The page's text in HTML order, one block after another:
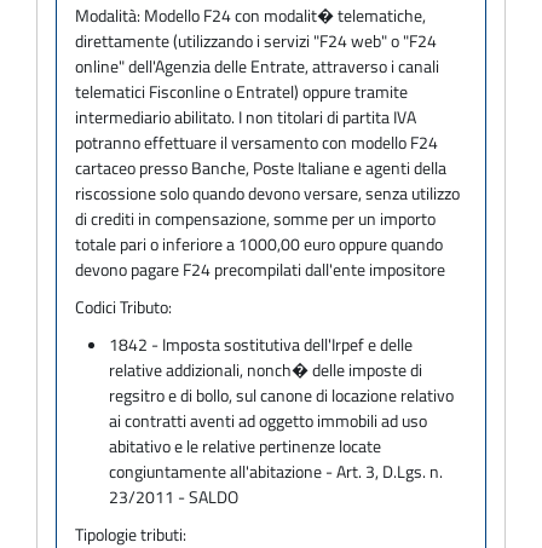
Modalità: Modello F24 con modalit� telematiche,
direttamente (utilizzando i servizi "F24 web" o "F24
online" dell'Agenzia delle Entrate, attraverso i canali
telematici Fisconline o Entratel) oppure tramite
intermediario abilitato. I non titolari di partita IVA
potranno effettuare il versamento con modello F24
cartaceo presso Banche, Poste Italiane e agenti della
riscossione solo quando devono versare, senza utilizzo
di crediti in compensazione, somme per un importo
totale pari o inferiore a 1000,00 euro oppure quando
devono pagare F24 precompilati dall'ente impositore
Codici Tributo:
1842 - Imposta sostitutiva dell'Irpef e delle
relative addizionali, nonch� delle imposte di
regsitro e di bollo, sul canone di locazione relativo
ai contratti aventi ad oggetto immobili ad uso
abitativo e le relative pertinenze locate
congiuntamente all'abitazione - Art. 3, D.Lgs. n.
23/2011 - SALDO
Tipologie tributi: